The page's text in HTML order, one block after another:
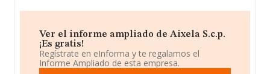
Ver el informe ampliado de Aixela S.c.p.
¡Es gratis!
Regístrate en eInforma y te regalamos el
Informe Ampliado de esta empresa.